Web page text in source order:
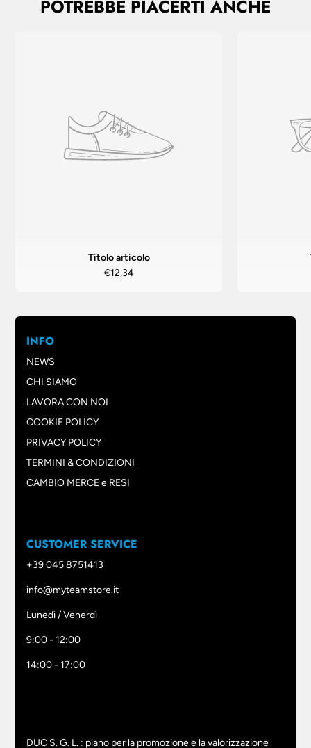
POTREBBE PIACERTI ANCHE
Titolo articolo
€12,34
INFO
NEWS
CHI SIAMO
LAVORA CON NOI
COOKIE POLICY
PRIVACY POLICY
TERMINI & CONDIZIONI
CAMBIO MERCE e RESI
CUSTOMER SERVICE
+39 045 8751413
info@myteamstore.it
Lunedì / Venerdì
9:00 - 12:00
14:00 - 17:00
DUC S. G. L. : piano per la promozione e la valorizzazione